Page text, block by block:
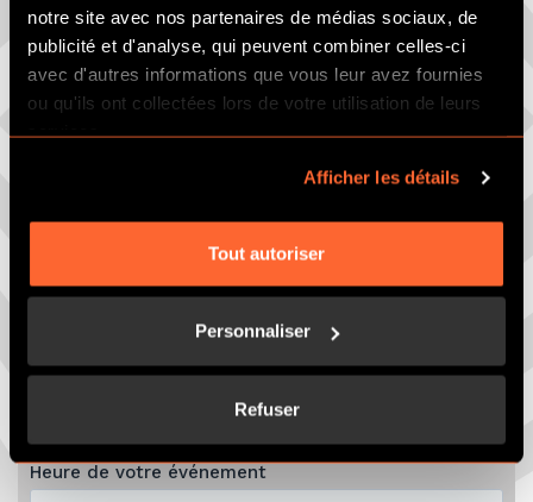
notre site avec nos partenaires de médias sociaux, de
publicité et d'analyse, qui peuvent combiner celles-ci
avec d'autres informations que vous leur avez fournies
ou qu'ils ont collectées lors de votre utilisation de leurs
services.
Afficher les détails
Tout autoriser
Personnaliser
Refuser